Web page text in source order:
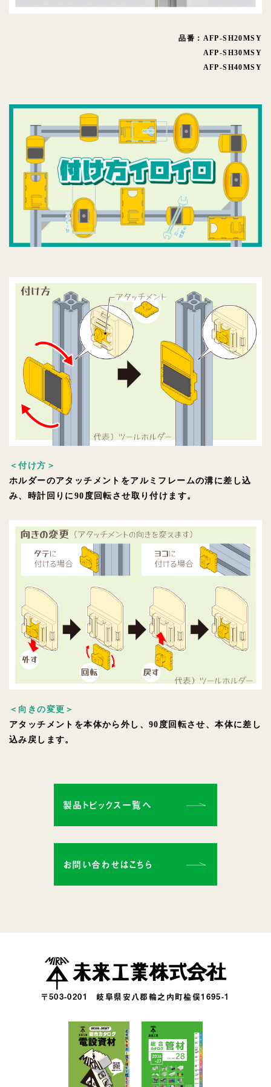
品番：AFP-SH20MSY
AFP-SH30MSY
AFP-SH40MSY
＜付け方＞
ホルダーのアタッチメントをアルミフレームの溝に差し込
み、時計回りに90度回転させ取り付けます。
＜向きの変更＞
アタッチメントを本体から外し、90度回転させ、本体に差し
込み戻します。
製品トピックス一覧へ
お問い合わせはこちら
〒503-0201 岐阜県安八郡輪之内町楡俣1695-1